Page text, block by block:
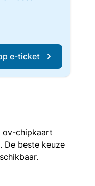
e-ticket
ov-chipkaart
beste keuze